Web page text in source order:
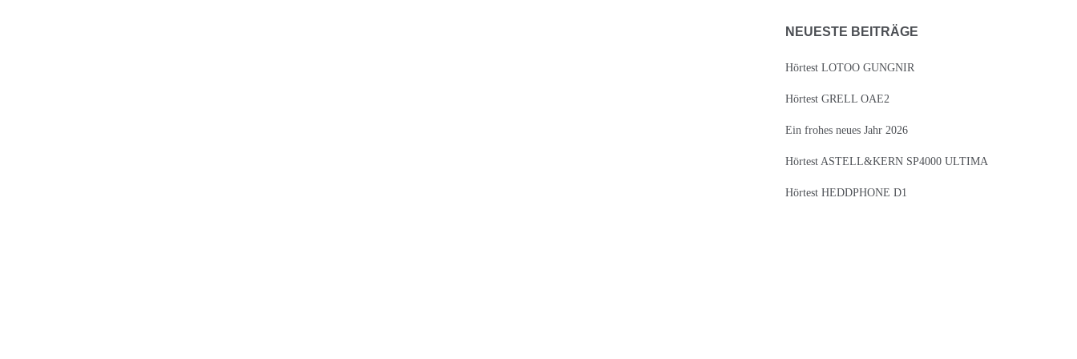
NEUESTE BEITRÄGE
Hörtest LOTOO GUNGNIR
Hörtest GRELL OAE2
Ein frohes neues Jahr 2026
Hörtest ASTELL&KERN SP4000 ULTIMA
Hörtest HEDDPHONE D1